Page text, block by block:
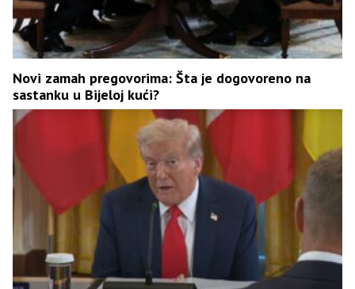
Novi zamah pregovorima: Šta je dogovoreno na
sastanku u Bijeloj kući?